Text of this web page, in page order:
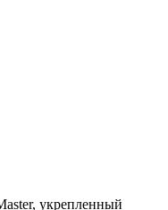
укрепленный